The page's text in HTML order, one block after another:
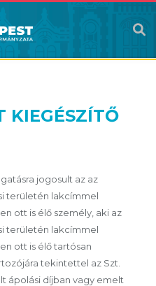
KIEGÉSZÍTŐ
jogosult az az
területén lakcímmel
ott is élő személy, aki az
területén lakcímmel
ott is élő tartósan
tekintettel az Szt.
ápolási díjban vagy emelt